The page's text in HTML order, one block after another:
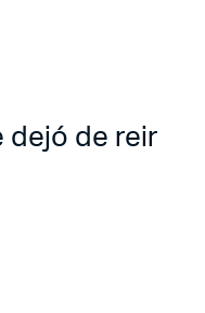
dejó de reir